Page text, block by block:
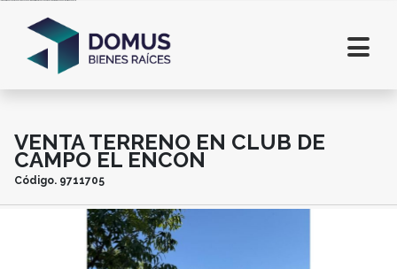
VENTA TERRENO EN CLUB DE
CAMPO EL ENCON
Código. 9711705